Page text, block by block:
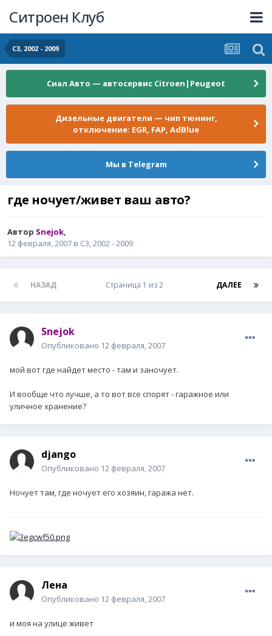
Ситроен Клуб
C3, 2002 - 2009
Сиал Авто — автосервис Citroen|Peugeot
Дизельные двигатели — чип тюнинг,
отключение: EGR, FAP, AdBlue
Мы в Telegram
где ночует/живет ваш авто?
Автор Snejok,
12 февраля, 2007 в C3, 2002 - 2009
НАЗАД ДАЛЕЕ
Страница 1 из 2
Snejok
Опубликовано 12 февраля, 2007
мой вот где найдет место - там и заночует.
И вообще что лучше, а то вот все спорят - гаражное или
уличное хранение?
django
Опубликовано 12 февраля, 2007
Ночует там, где ночует его хозяин, гаража нет.
Лена
Опубликовано 12 февраля, 2007
и моя на улице живет